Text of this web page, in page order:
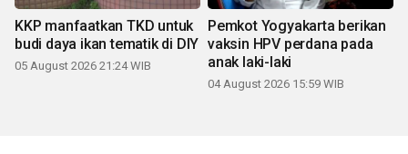
KKP manfaatkan TKD untuk
budi daya ikan tematik di DIY
05 August 2026 21:24 WIB
Pemkot Yogyakarta berikan
vaksin HPV perdana pada
anak laki-laki
04 August 2026 15:59 WIB